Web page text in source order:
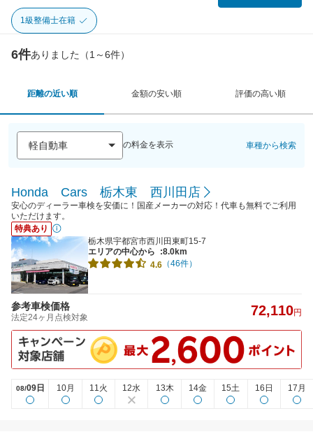
1級整備士在籍
6件ありました（1～6件）
距離の近い順 金額の安い順 評価の高い順
の料金を表示 車種から検索
Honda Cars 栃木東 西川田店
安心のディーラー車検を安価に！国産メーカーの対応！代車も無料でご利用
いただけます。
特典あり
栃木県宇都宮市西川田東町15-7
エリアの中心から
:8.0km
4.6 （46件）
参考車検価格
法定24ヶ月点検対象 72,110円
08/09日 10月 11火 12水 13木 14金 15土 16日 17月